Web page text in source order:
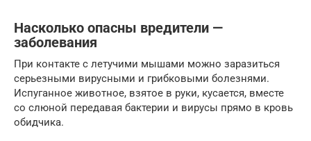
Насколько опасны вредители —
заболевания
При контакте с летучими мышами можно заразиться
серьезными вирусными и грибковыми болезнями.
Испуганное животное, взятое в руки, кусается, вместе
со слюной передавая бактерии и вирусы прямо в кровь
обидчика.